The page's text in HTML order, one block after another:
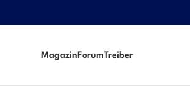
Magazin ForumTreiber